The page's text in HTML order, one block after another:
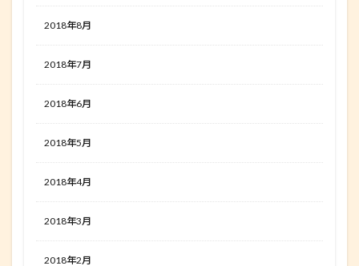
2018年8月
2018年7月
2018年6月
2018年5月
2018年4月
2018年3月
2018年2月